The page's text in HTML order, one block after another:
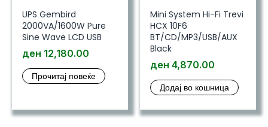
UPS Gembird
2000VA/1600W Pure
Sine Wave LCD USB
ден 12,180.00
Прочитај повеќе
Mini System Hi-Fi Trevi
HCX 10F6
BT/CD/MP3/USB/AUX
Black
ден 4,870.00
Додај во кошница